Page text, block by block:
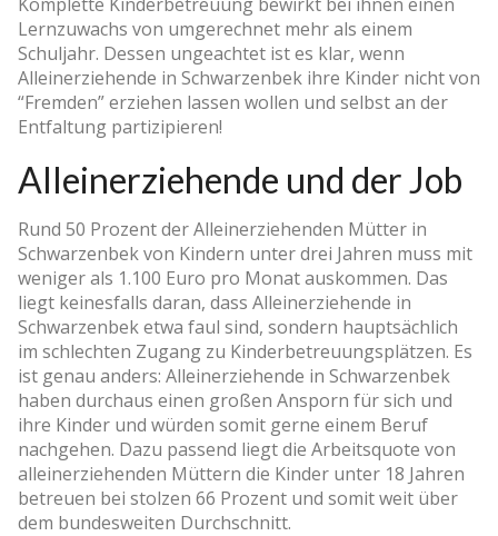
Lernzuwachs von umgerechnet mehr als einem
Schuljahr. Dessen ungeachtet ist es klar, wenn
Alleinerziehende in Schwarzenbek ihre Kinder nicht von
“Fremden” erziehen lassen wollen und selbst an der
Entfaltung partizipieren!
Alleinerziehende und der Job
Rund 50 Prozent der Alleinerziehenden Mütter in
Schwarzenbek von Kindern unter drei Jahren muss mit
weniger als 1.100 Euro pro Monat auskommen. Das
liegt keinesfalls daran, dass Alleinerziehende in
Schwarzenbek etwa faul sind, sondern hauptsächlich
im schlechten Zugang zu Kinderbetreuungsplätzen. Es
ist genau anders: Alleinerziehende in Schwarzenbek
haben durchaus einen großen Ansporn für sich und
ihre Kinder und würden somit gerne einem Beruf
nachgehen. Dazu passend liegt die Arbeitsquote von
alleinerziehenden Müttern die Kinder unter 18 Jahren
betreuen bei stolzen 66 Prozent und somit weit über
dem bundesweiten Durchschnitt.